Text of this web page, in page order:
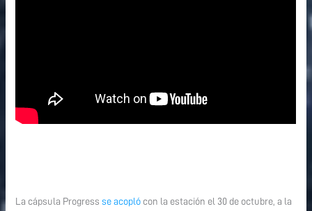
La cápsula Progressse acopló con la estación el 30 de octubre, a la